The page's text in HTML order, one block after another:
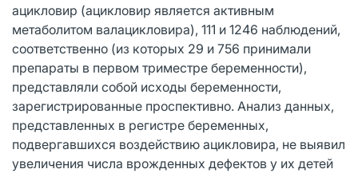
ацикловир (ацикловир является активным
метаболитом валацикловира), 111 и 1246 наблюдений,
соответственно (из которых 29 и 756 принимали
препараты в первом триместре беременности),
представляли собой исходы беременности,
зарегистрированные проспективно. Анализ данных,
представленных в регистре беременных,
подвергавшихся воздействию ацикловира, не выявил
увеличения числа врожденных дефектов у их детей